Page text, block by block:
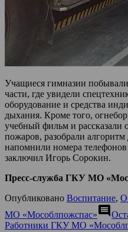
Учащиеся гимназии
части, где увидели
оборудование и средства
дыхания. Кроме того,
учебный фильм и рассказали
пожаров, разобрали алгоритм
напомнили номера
заключил Игорь Сорокин.
Пресс-служба ГКУ МО
Опубликовано Воспитание,
МО «Мособлпожспас»comment
Работники ГКУ МО